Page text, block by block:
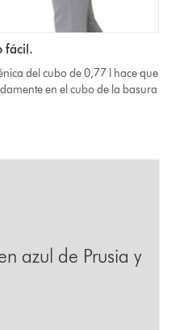
fácil.
del cubo de 0,77 l hace que
en el cubo de la basura
azul de Prusia y